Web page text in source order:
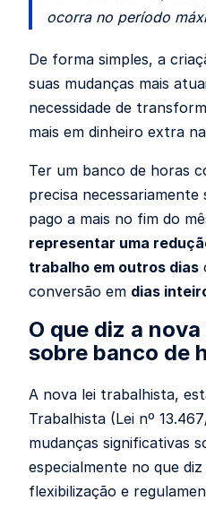
ocorra no período
De forma simples, a
suas mudanças mais
necessidade de
mais em dinheiro extra
Ter um banco de horas
precisa
pago a mais no fim do
representar uma
trabalho em outros dias
conversão em dias
O que diz a
sobre banco de
A nova lei trabalhista,
Trabalhista (Lei nº
mudanças significativas
especialmente no que
flexibilização e